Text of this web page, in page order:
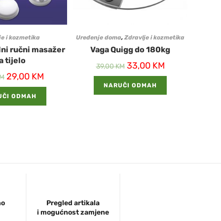
i kozmetika
ručni masažer
tijelo
29,00 KM
ODMAH
Uređenje doma, Zdravlje i kozmetika
Vaga Quigg do 180kg
39,00KM 33,00 KM
NARUČI ODMAH
Pregled artikala
i mogućnost zamjene